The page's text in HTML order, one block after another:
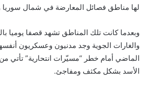
لها مناطق فصائل المعارضة في شمال سوريا
وبعدما كانت تلك المناطق تشهد قصفا يوميا
والغارات الجوية وجد مدنيون وعسكريون
الماضي أمام خطر “مسيّرات انتحارية” تأتي
الأسد بشكل مكثف ومفاجئ.